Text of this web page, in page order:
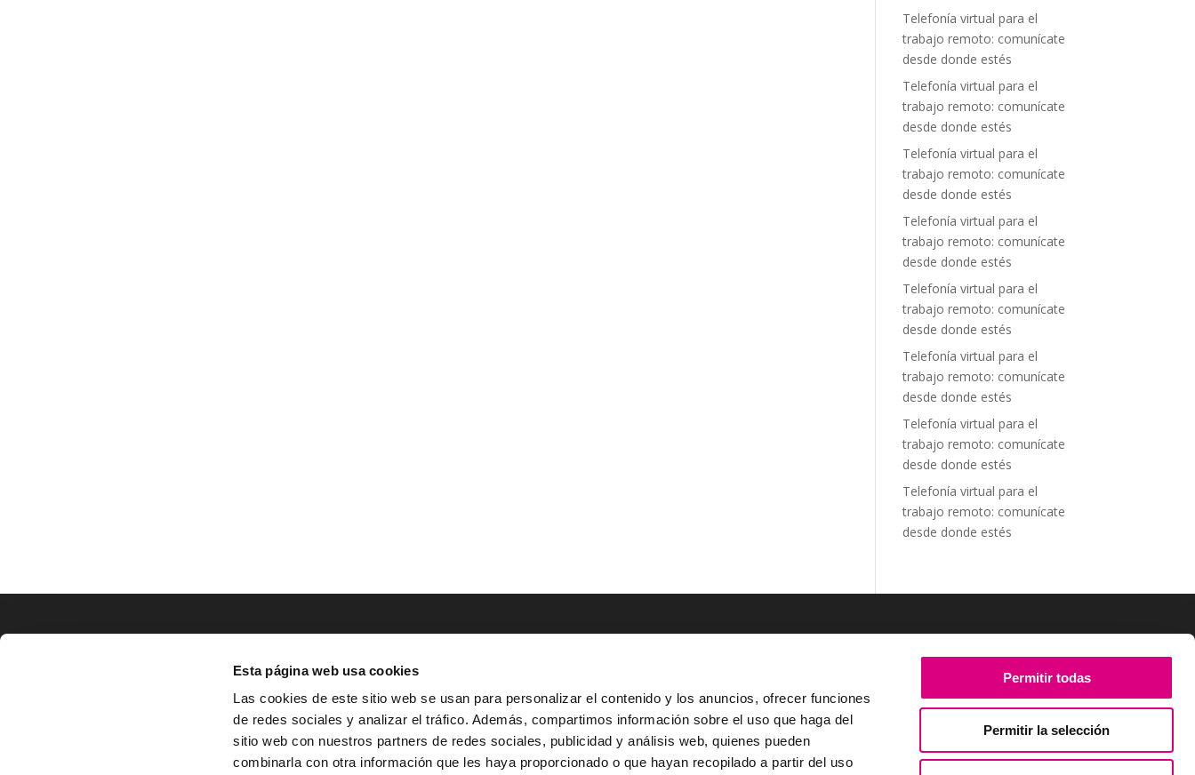
Esta página web usa cookies
Las cookies de este sitio web se usan para personalizar el contenido y los anuncios, ofrecer funciones
de redes sociales y analizar el tráfico. Además, compartimos información sobre el uso que haga del
sitio web con nuestros partners de redes sociales, publicidad y análisis web, quienes pueden
combinarla con otra información que les haya proporcionado o que hayan recopilado a partir del uso
Permitir todas
Permitir la selección
Telefonía virtual para el
trabajo remoto: comunícate
desde donde estés
Telefonía virtual para el
trabajo remoto: comunícate
desde donde estés
Telefonía virtual para el
trabajo remoto: comunícate
desde donde estés
Telefonía virtual para el
trabajo remoto: comunícate
desde donde estés
Telefonía virtual para el
trabajo remoto: comunícate
desde donde estés
Telefonía virtual para el
trabajo remoto: comunícate
desde donde estés
Telefonía virtual para el
trabajo remoto: comunícate
desde donde estés
Telefonía virtual para el
trabajo remoto: comunícate
desde donde estés
LOCALIZACIÓN
Av. Zaragoza, Nº37, 1ºB,
31500 Tudela, Navarra
CONTACTO
 Tel.: (+34) 900 800 806

HOLA@GRUPO-
^ Aviso Legal
^ Política de Privacidad